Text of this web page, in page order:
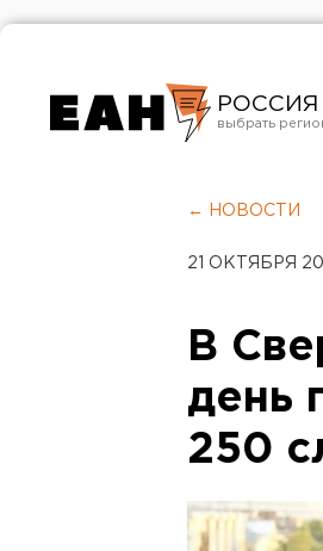
РОССИЯ
← НОВОСТИ
21 ОКТЯБРЯ
В
день
250